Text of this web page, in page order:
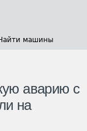
машины
аварию с
на